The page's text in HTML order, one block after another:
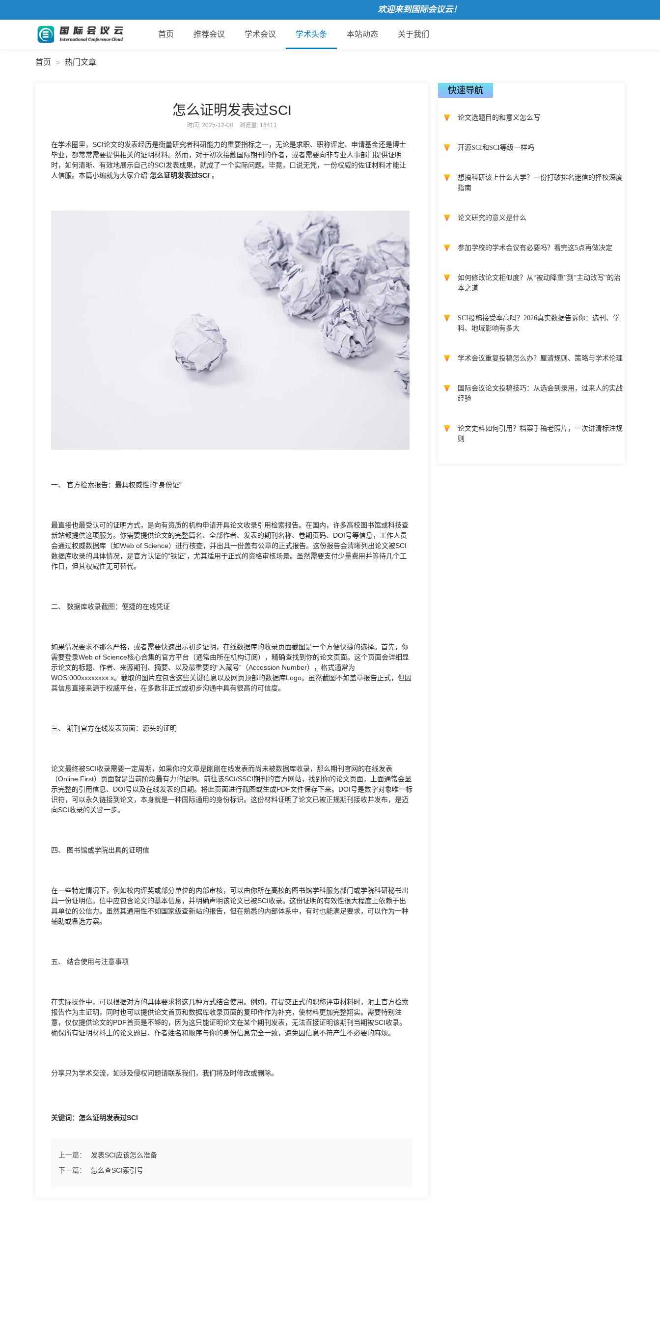
欢迎来到国际会议云！
首页 推荐会议 学术会议 学术头条 本站动态 关于我们
首页 > 热门文章
怎么证明发表过SCI
时间: 2025-12-08 浏览量: 18411
在学术圈里，SCI论文的发表经历是衡量研究者科研能力的重要指标之一，无论是求职、职称评定、申请基金还是博士
毕业，都常常需要提供相关的证明材料。然而，对于初次接触国际期刊的作者，或者需要向非专业人事部门提供证明
时，如何清晰、有效地展示自己的SCI发表成果，就成了一个实际问题。毕竟，口说无凭，一份权威的佐证材料才能让
人信服。本篇小编就为大家介绍“怎么证明发表过SCI”。
一、 官方检索报告：最具权威性的“身份证”
最直接也最受认可的证明方式，是向有资质的机构申请开具论文收录引用检索报告。在国内，许多高校图书馆或科技查
新站都提供这项服务。你需要提供论文的完整篇名、全部作者、发表的期刊名称、卷期页码、DOI号等信息，工作人员
会通过权威数据库（如Web of Science）进行核查，并出具一份盖有公章的正式报告。这份报告会清晰列出论文被SCI
数据库收录的具体情况，是官方认证的“铁证”，尤其适用于正式的资格审核场景。虽然需要支付少量费用并等待几个工
作日，但其权威性无可替代。
二、 数据库收录截图：便捷的在线凭证
如果情况要求不那么严格，或者需要快速出示初步证明，在线数据库的收录页面截图是一个方便快捷的选择。首先，你
需要登录Web of Science核心合集的官方平台（通常由所在机构订阅），精确查找到你的论文页面。这个页面会详细显
示论文的标题、作者、来源期刊、摘要、以及最重要的“入藏号”（Accession Number），格式通常为
WOS:000xxxxxxxx.x。截取的图片应包含这些关键信息以及网页顶部的数据库Logo。虽然截图不如盖章报告正式，但因
其信息直接来源于权威平台，在多数非正式或初步沟通中具有很高的可信度。
三、 期刊官方在线发表页面：源头的证明
论文最终被SCI收录需要一定周期，如果你的文章是刚刚在线发表而尚未被数据库收录，那么期刊官网的在线发表
（Online First）页面就是当前阶段最有力的证明。前往该SCI/SSCI期刊的官方网站，找到你的论文页面，上面通常会显
示完整的引用信息、DOI号以及在线发表的日期。将此页面进行截图或生成PDF文件保存下来。DOI号是数字对象唯一标
识符，可以永久链接到论文，本身就是一种国际通用的身份标识。这份材料证明了论文已被正规期刊接收并发布，是迈
向SCI收录的关键一步。
四、 图书馆或学院出具的证明信
在一些特定情况下，例如校内评奖或部分单位的内部审核，可以由你所在高校的图书馆学科服务部门或学院科研秘书出
具一份证明信。信中应包含论文的基本信息，并明确声明该论文已被SCI收录。这份证明的有效性很大程度上依赖于出
具单位的公信力。虽然其通用性不如国家级查新站的报告，但在熟悉的内部体系中，有时也能满足要求，可以作为一种
辅助或备选方案。
五、 结合使用与注意事项
在实际操作中，可以根据对方的具体要求将这几种方式结合使用。例如，在提交正式的职称评审材料时，附上官方检索
报告作为主证明，同时也可以提供论文首页和数据库收录页面的复印件作为补充，使材料更加完整翔实。需要特别注
意，仅仅提供论文的PDF首页是不够的，因为这只能证明论文在某个期刊发表，无法直接证明该期刊当期被SCI收录。
确保所有证明材料上的论文题目、作者姓名和顺序与你的身份信息完全一致，避免因信息不符产生不必要的麻烦。
分享只为学术交流，如涉及侵权问题请联系我们，我们将及时修改或删除。
关键词：怎么证明发表过SCI
上一篇：
发表SCI应该怎么准备
下一篇：
怎么查SCI索引号
快速导航
论文选题目的和意义怎么写
开源SCI和SCI等级一样吗
想搞科研该上什么大学？一份打破排名迷信的择校深度
指南
论文研究的意义是什么
参加学校的学术会议有必要吗？看完这5点再做决定
如何修改论文相似度？从“被动降重”到“主动改写”的治
本之道
SCI投稿接受率高吗？2026真实数据告诉你：选刊、学
科、地域影响有多大
学术会议重复投稿怎么办？厘清规则、策略与学术伦理
国际会议论文投稿技巧：从选会到录用，过来人的实战
经验
论文史料如何引用？档案手稿老照片，一次讲清标注规
则